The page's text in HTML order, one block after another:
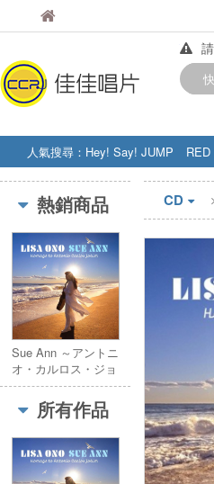
佳佳
人氣搜尋： Hey! Say! JUMP
STRAY KIDS
盧廣仲 周杰伦
熱銷商品
Sue Ann ～アントニ
オ・カルロス・ジョ
ビンへのオマージュ
初回生產限定盤
（LP）環球官方進口
所有作品
CD